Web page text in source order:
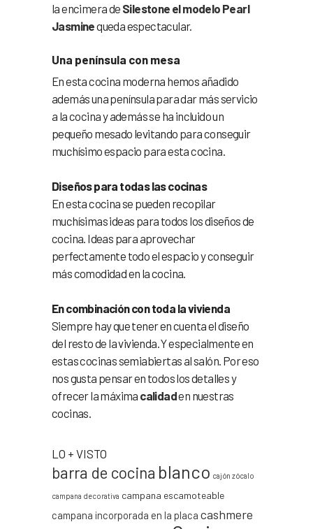
la encimera de Silestone el modelo Pearl
Jasminequeda espectacular.
Una península con mesa
En esta cocina moderna hemos añadido
además una península para dar más servicio
a la cocina y además se ha incluido un
pequeño mesado levitando para conseguir
muchísimo espacio para esta cocina.
Diseños para todas las cocinas
En esta cocina se pueden recopilar
muchísimas ideas para todos los diseños de
cocina. Ideas para aprovechar
perfectamente todo el espacio y conseguir
más comodidad en la cocina.
En combinación con toda la vivienda
Siempre hay que tener en cuenta el diseño
del resto de la vivienda. Y especialmente en
estas cocinas semiabiertas al salón. Por eso
nos gusta pensar en todos los detalles y
ofrecer la máxima calidaden nuestras
cocinas.
LO + VISTO
barra de cocina blanco cajón zócalo
campana decorativa campana escamoteable
campana incorporada en la placa cashmere